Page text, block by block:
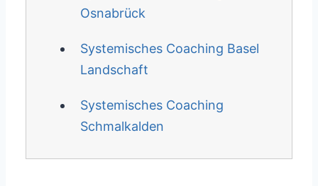
Osnabrück
Systemisches Coaching Basel
Landschaft
Systemisches Coaching
Schmalkalden